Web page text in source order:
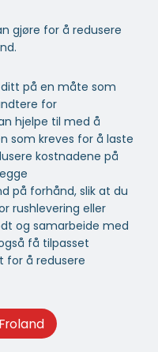
gjøre for å redusere
på en måte som
for
hjelpe til med å
som kreves for å laste
kostnadene på
på forhånd, slik at du
rushlevering eller
og samarbeide med
få tilpasset
for å redusere